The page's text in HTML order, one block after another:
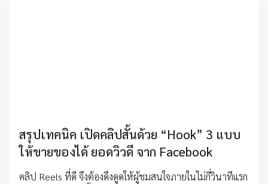
สรุปเทคนิค เปิดคลิปสั้นด้วย “Hook” 3 แบบ
ให้ขายของได้ ยอดวิวดี จาก Facebook
คลิป Reels ที่ดี จึงต้องดึงดูดให้ผู้ชมสนใจภายในไม่กี่วินาทีแรก